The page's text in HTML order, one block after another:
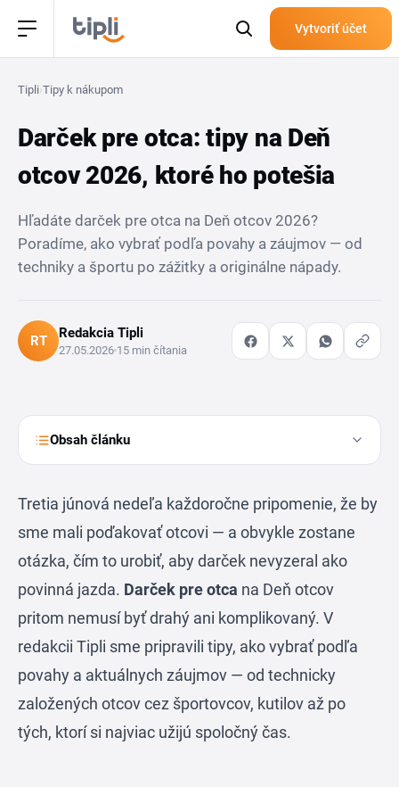
Vytvoriť účet
Tipli›Tipy k nákupom
Darček pre otca: tipy na Deň
otcov 2026, ktoré ho potešia
Hľadáte darček pre otca na Deň otcov 2026?
Poradíme, ako vybrať podľa povahy a záujmov — od
techniky a športu po zážitky a originálne nápady.
RT Redakcia Tipli
27.05.2026 15 min čítania
Obsah článku
Tretia júnová nedeľa každoročne pripomenie, že by
sme mali poďakovať otcovi — a obvykle zostane
otázka, čím to urobiť, aby darček nevyzeral ako
povinná jazda. Darček pre otca na Deň otcov
pritom nemusí byť drahý ani komplikovaný. V
redakcii Tipli sme pripravili tipy, ako vybrať podľa
povahy a aktuálnych záujmov — od technicky
založených otcov cez športovcov, kutilov až po
tých, ktorí si najviac užijú spoločný čas.